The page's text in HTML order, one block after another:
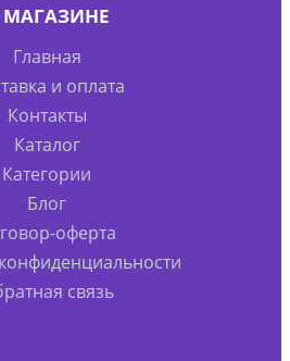
Главная
и оплата
Контакты
Каталог
Категории
Блог
оферта
связь